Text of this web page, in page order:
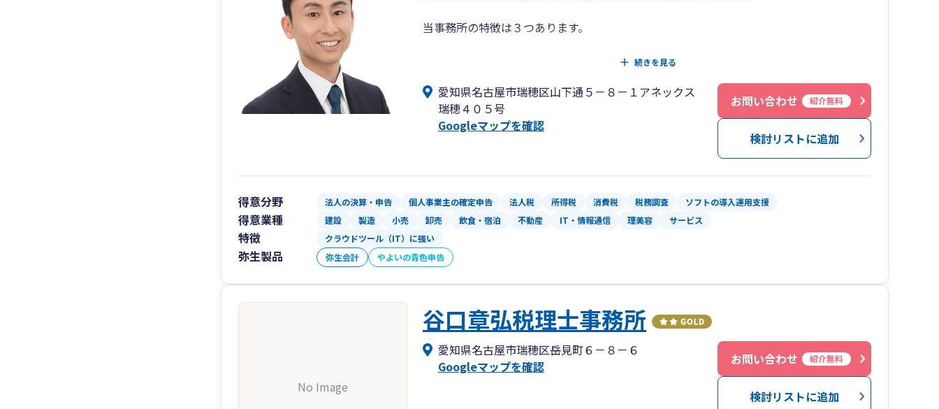
当事務所の特徴は３つあります。
１．代表税理士が若い、代表税理士が直接対応
・謙虚・丁寧・スピーディな対応
・ITやオンラインツールを最大限に活用
・最新の税法知識のアップデート
また、お客様とのやり取りは、代表税理士が直接対応させていただきます。
２．お客様との「対話」を最も大切にする
お客様とのコミュニケーションを密にするため、以下を心がけています。
・話しやすい関係、環境を整えること
・本質的な会話を行うこと
３．会社にお金が残る方法を検討・ご提案する
「節税」の目的は「税金を減らすこと」ではなく「会社にお金を残すこと」です。
その観点から、会社にとって本当に必要な、そして効果のある節税をご提案します。
無意味なものや、逆に損をするような、ムダな節税はおすすめしません。
続きを見る
愛知県名古屋市瑞穂区山下通５－８－１アネックス
瑞穂４０５号
Googleマップを確認
お問い合わせ 紹介無料
検討リストに追加
得意分野 法人の決算・申告 個人事業主の確定申告 法人税 所得税 消費税 税務調査 ソフトの導入運用支援
得意業種 建設 製造 小売 卸売 飲食・宿泊 不動産 IT・情報通信 理美容 サービス
特徴 クラウドツール（IT）に強い
弥生製品 弥生会計 やよいの青色申告
No Image
谷口章弘税理士事務所
愛知県名古屋市瑞穂区岳見町６－８－６
Googleマップを確認
お問い合わせ 紹介無料
検討リストに追加